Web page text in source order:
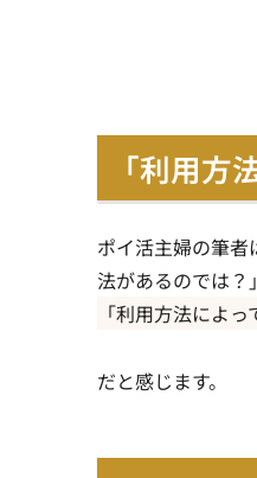
「利用方
ポイ活主婦の筆
法があるのでは？
「利用方法によ
だと感じます。